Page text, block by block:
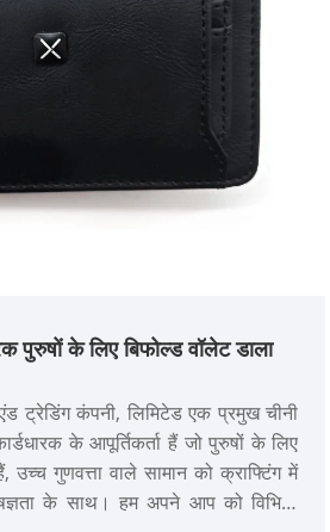
पुरुषों के लिए बिफोल्ड वॉलेट डाला
ट्रेडिंग कंपनी, लिमिटेड एक प्रमुख चीनी
के आपूर्तिकर्ता हैं जो पुरुषों के लिए
उच्च गुणवत्ता वाले सामान को क्राफ्टिंग में
के साथ। हम अपने आप को विभिन्न